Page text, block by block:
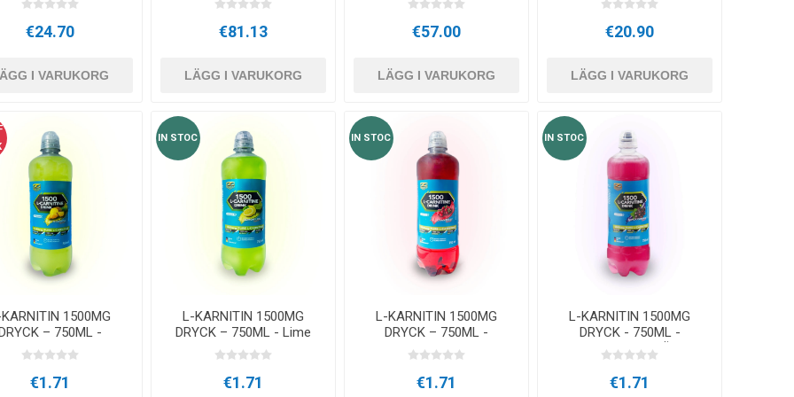
€24.70
I VARUKORG
€81.13
LÄGG I VARUKORG
€57.00
LÄGG I VARUKORG
€20.90
LÄGG I VARUKORG
1500MG
DRYCK – 750ML -
Ananas
€1.71
IN STOC
L-KARNITIN 1500MG
DRYCK – 750ML - Lime
€1.71
IN STOC
L-KARNITIN 1500MG
DRYCK – 750ML -
Tranbär
€1.71
IN STOC
L-KARNITIN 1500MG
DRYCK - 750ML -
SVARTA VINBÄR
€1.71